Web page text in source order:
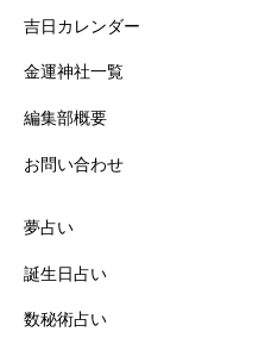
吉日カレンダー
金運神社一覧
編集部概要
お問い合わせ
夢占い
誕生日占い
数秘術占い